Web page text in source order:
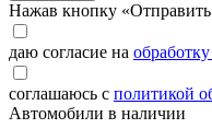
Нажав кнопку
даю согласие на
соглашаюсь с политикой
Автомобили в наличии